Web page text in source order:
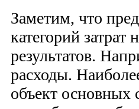
Заметим, что
категорий
результатов.
расходы.
объект основных